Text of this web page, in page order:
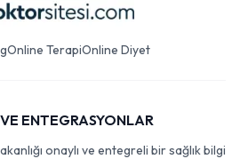
Online TerapiOnline Diyet
ENTEGRASYONLAR
onaylı ve entegreli bir sağlık bilgi